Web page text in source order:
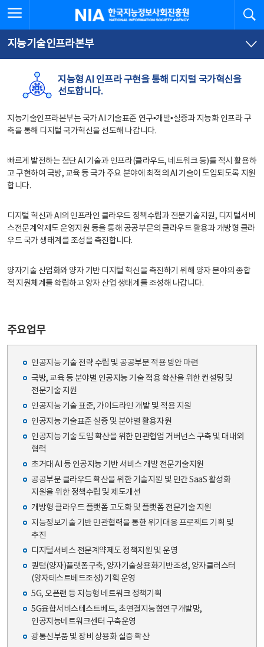
문
로
가
체
뉴
바
가
한국지능정보사회진흥원
지능기술인프라본부
지능형 AI 인프라 구현을 통해 디지털 국가혁신을
선도합니다.
지능기술인프라본부는 국가 AI 기술표준 연구•개발•실증과 지능화 인프라 구
축을 통해 디지털 국가혁신을 선도해 나갑니다.
빠르게 발전하는 첨단 AI 기술과 인프라(클라우드, 네트워크 등)를 적시 활용하
고 구현하여 국방, 교육 등 국가 주요 분야에 최적의 AI 기술이 도입되도록 지원
합니다.
디지털 혁신과 AI의 인프라인 클라우드 정책수립과 전문기술지원, 디지털서비
스전문계약제도 운영지원 등을 통해 공공부문의 클라우드 활용과 개방형 클라
우드 국가 생태계를 조성을 촉진합니다.
양자기술 산업화와 양자 기반 디지털 혁신을 촉진하기 위해 양자 분야의 종합
적 지원체계를 확립하고 양자 산업 생태계를 조성해 나갑니다.
주요업무
인공지능 기술 전략 수립 및 공공부문 적용 방안 마련
국방, 교육 등 분야별 인공지능 기술 적용 확산을 위한 컨설팅 및
전문기술 지원
인공지능 기술 표준, 가이드라인 개발 및 적용 지원
인공지능 기술표준 실증 및 분야별 활용자원
인공지능 기술 도입 확산을 위한 민관협업 거버넌스 구축 및 대내외
협력
초거대 AI 등 인공지능 기반 서비스 개발 전문기술지원
공공부문 클라우드 확산을 위한 기술지원 및 민간 SaaS 활성화
지원을 위한 정책수립 및 제도개선
개방형 클라우드 플랫폼 고도화 및 플랫폼 전문기술 지원
지능정보기술 기반 민관협력을 통한 위기대응 프로젝트 기획 및
추진
디지털서비스 전문계약제도 정책지원 및 운영
퀀텀(양자)플랫폼구축, 양자기술상용화기반조성, 양자클러스터
(양자테스트베드조성) 기획 운영
5G, 오픈랜 등 지능형 네트워크 정책기획
5G융합서비스테스트베드, 초연결지능형연구개발망,
인공지능네트워크센터 구축운영
광통신부품 및 장비 상용화 실증 확산